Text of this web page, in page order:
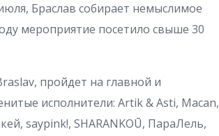
Браслав собирает немыслимое
мероприятие посетило свыше 30
пройдет на главной и
исполнители: Artik & Asti, Macan,
saypink!, SHARANKOŪ, ПараЛель,